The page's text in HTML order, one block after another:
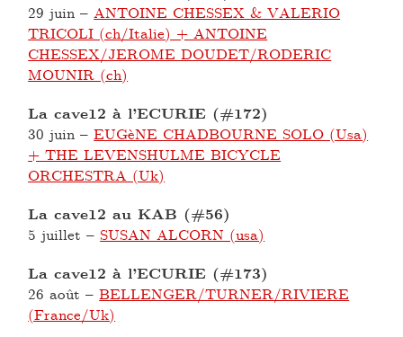
29 juin –ANTOINE CHESSEX & VALERIO
TRICOLI (ch/Italie) + ANTOINE
CHESSEX/JEROME DOUDET/RODERIC
MOUNIR (ch)
La cave12 à l’ECURIE (#172)
30 juin –EUGèNE CHADBOURNE SOLO (Usa)
+ THE LEVENSHULME BICYCLE
ORCHESTRA (Uk)
La cave12 au KAB (#56)
5 juillet – SUSAN ALCORN (usa)
La cave12 à l’ECURIE (#173)
26 août –BELLENGER/TURNER/RIVIERE
(France/Uk)